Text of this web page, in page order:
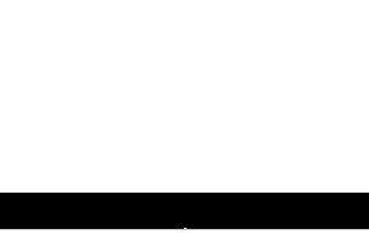
Amb el suport